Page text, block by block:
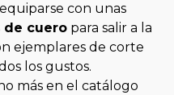
con unas
de cuero para salir a la
ejemplares de corte
los gustos.
más en el catálogo